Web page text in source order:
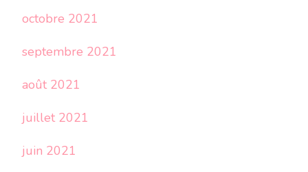
octobre 2021
septembre 2021
août 2021
juillet 2021
juin 2021